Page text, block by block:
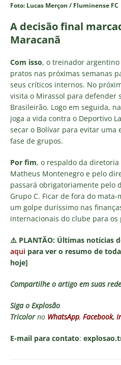
Foto: Lucas Merçon / Fluminense FC
A decisão final
Maracanã
Com isso, o treinador
pratos nas próximas semanas
seus críticos internos. No
visita o Mirassol para defender
Brasileirão. Logo em seguida,
joga a vida contra o Deportivo
secar o Bolívar para evitar uma
fase de grupos.
Por fim, o respaldo da
Matheus Montenegro e pelo
passará obrigatoriamente pelo
Grupo C. Ficar de fora do
um golpe duríssimo nas
internacionais do clube para os
⚠️ PLANTÃO: Últimas notícias
aqui para ver o resumo de
hoje]
Compartilhe o artigo em suas
Siga o Explosão
Tricolorno WhatsApp, Facebook,
E-mail para contato: